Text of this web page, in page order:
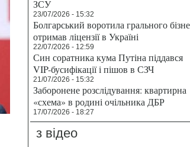
ЗСУ
23/07/2026 - 15:32
Болгарський воротила грального
отримав ліцензії в Україні
22/07/2026 - 12:59
Син соратника кума Путіна піддався
VIP-бусифікації і пішов в СЗЧ
21/07/2026 - 15:32
Заборонене розслідування: квартирна
«схема» в родині очільника ДБР
17/07/2026 - 18:27
з відео